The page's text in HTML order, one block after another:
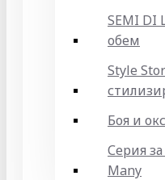
SEMI DI
обем
Style
Боя и
Серия
Many